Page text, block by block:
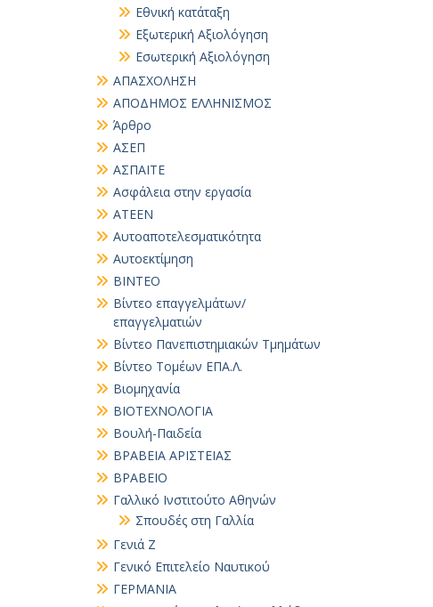
Εθνική κατάταξη
Εξωτερική Αξιολόγηση
Εσωτερική Αξιολόγηση
ΑΠΑΣΧΟΛΗΣΗ
ΑΠΟΔΗΜΟΣ ΕΛΛΗΝΙΣΜΟΣ
Άρθρο
ΑΣΕΠ
ΑΣΠΑΙΤΕ
Ασφάλεια στην εργασία
ΑΤΕΕΝ
Αυτοαποτελεσματικότητα
Αυτοεκτίμηση
ΒΙΝΤΕΟ
Βίντεο επαγγελμάτων/
επαγγελματιών
Βίντεο Πανεπιστημιακών Τμημάτων
Βίντεο Τομέων ΕΠΑ.Λ.
Βιομηχανία
ΒΙΟΤΕΧΝΟΛΟΓΙΑ
Βουλή-Παιδεία
ΒΡΑΒΕΙΑ ΑΡΙΣΤΕΙΑΣ
ΒΡΑΒΕΙΟ
Γαλλικό Ινστιτούτο Αθηνών
Σπουδές στη Γαλλία
Γενιά Ζ
Γενικό Επιτελείο Ναυτικού
ΓΕΡΜΑΝΙΑ